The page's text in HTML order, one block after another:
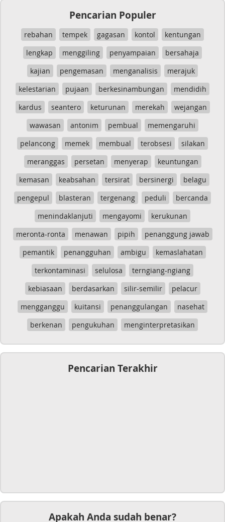
Pencarian Populer
rebahan tempek gagasan kontol
kentungan
lengkap
menggiling penyampaian
bersahaja
kajian
pengemasan menganalisis
merajuk
kelestarian
pujaan berkesinambungan
mendidih
kardus
seantero keturunan merekah
wejangan
wawasan
antonim pembual
memengaruhi
pelancong
memek membual terobsesi
silakan
meranggas
persetan menyerap
keuntungan
kemasan
keabsahan tersirat bersinergi
belagu
pengepul
blasteran tergenang peduli
bercanda
menindaklanjuti
mengayomi
kerukunan
meronta-ronta
menawan pipih
penanggung jawab
pemantik
penangguhan ambigu
kemaslahatan
terkontaminasi
selulosa
terngiang-ngiang
kebiasaan
berdasarkan silir-semilir
pelacur
mengganggu
kuitansi penanggulangan
nasehat
berkenan
pengukuhan menginterpretasikan
Pencarian Terakhir
Apakah Anda sudah benar?